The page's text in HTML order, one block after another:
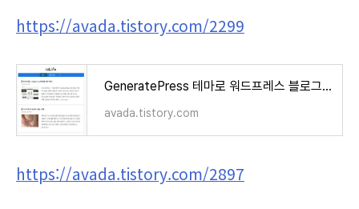
https://avada.tistory.com/2299
GeneratePress 테마로 워드프레스 블로그 세팅 예시 (How to Customize GP)
avada.tistory.com
https://avada.tistory.com/2897